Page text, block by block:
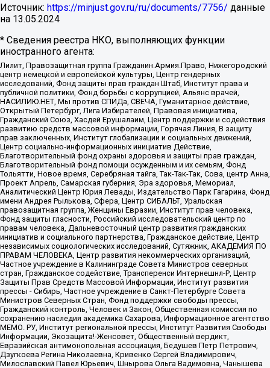
Источник: https://minjust.gov.ru/ru/documents/7756/ данные
на 13.05.2024
* Сведения реестра НКО, выполняющих функции
иностранного агента:
Лилит, Правозащитная группа Гражданин.Армия.Право, Нижегородский
центр немецкой и европейской культуры, Центр гендерных
исследований, Фонд защиты прав граждан Штаб, Институт права и
публичной политики, Фонд борьбы с коррупцией, Альянс врачей,
НАСИЛИЮ.НЕТ, Мы против СПИДа, СВЕЧА, Гуманитарное действие,
Открытый Петербург, Лига Избирателей, Правовая инициатива,
Гражданский Союз, Хасдей Ерушалаим, Центр поддержки и содействия
развитию средств массовой информации, Горячая Линия, В защиту
прав заключенных, Институт глобализации и социальных движений,
Центр социально-информационных инициатив Действие,
Благотворительный фонд охраны здоровья и защиты прав граждан,
Благотворительный фонд помощи осужденным и их семьям, Фонд
Тольятти, Новое время, Серебряная тайга, Так-Так-Так, Сова, центр Анна,
Проект Апрель, Самарская губерния, Эра здоровья, Мемориал,
Аналитический Центр Юрия Левады, Издательство Парк Гагарина, Фонд
имени Андрея Рылькова, Сфера, Центр СИБАЛЬТ, Уральская
правозащитная группа, Женщины Евразии, Институт прав человека,
Фонд защиты гласности, Российский исследовательский центр по
правам человека, Дальневосточный центр развития гражданских
инициатив и социального партнерства, Гражданское действие, Центр
независимых социологических исследований, Сутяжник, АКАДЕМИЯ ПО
ПРАВАМ ЧЕЛОВЕКА, Центр развития некоммерческих организаций,
Частное учреждение в Калининграде Совета Министров северных
стран, Гражданское содействие, Трансперенси Интернешнл-Р, Центр
Защиты Прав Средств Массовой Информации, Институт развития
прессы - Сибирь, Частное учреждение в Санкт-Петербурге Совета
Министров Северных Стран, Фонд поддержки свободы прессы,
Гражданский контроль, Человек и Закон, Общественная комиссия по
сохранению наследия академика Сахарова, Информационное агентство
МЕМО. РУ, Институт региональной прессы, Институт Развития Свободы
Информации, Экозащита!-Женсовет, Общественный вердикт,
Евразийская антимонопольная ассоциация, Бедушев Петр Петрович,
Дзугкоева Регина Николаевна, Кривенко Сергей Владимирович,
Милославский Павел Юрьевич, Шнырова Ольга Вадимовна, Чанышева